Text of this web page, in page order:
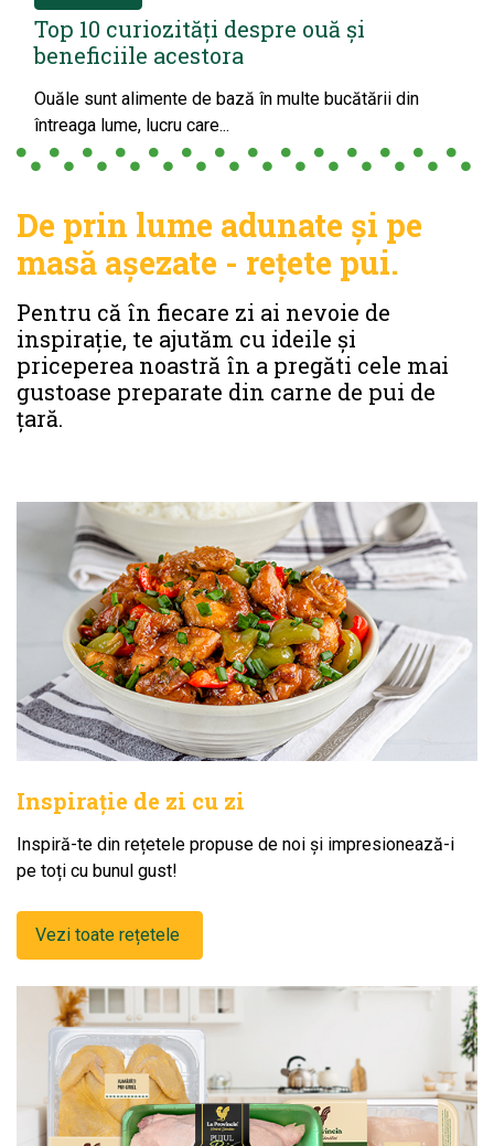
Top 10 curiozități despre ouă și
beneficiile acestora
Ouăle sunt alimente de bază în multe bucătării din
întreaga lume, lucru care...
De prin lume adunate și pe
masă așezate - rețete pui.
Pentru că în fiecare zi ai nevoie de
inspirație, te ajutăm cu ideile și
priceperea noastră în a pregăti cele mai
gustoase preparate din carne de pui de
țară.
Inspirație de zi cu zi
Inspiră-te din rețetele propuse de noi și impresionează-i
pe toți cu bunul gust!
Vezi toate rețetele